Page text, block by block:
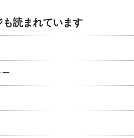
も読まれています
ー